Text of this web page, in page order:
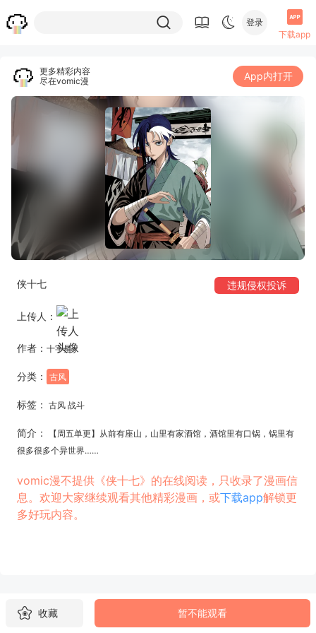
登录
下载app
更多精彩内容
尽在vomic漫
App内打开
侠十七 违规侵权投诉
上传人：
作者： 十字星
分类： 古风
标签： 古风 战斗
简介：
【周五单更】从前有座山，山里有家酒馆，酒馆里有口锅，锅里有
很多很多个异世界……
vomic漫不提供《侠十七》的在线阅读，只收录了漫画信
息。欢迎大家继续观看其他精彩漫画，或下载app解锁更
多好玩内容。
收藏 暂不能观看